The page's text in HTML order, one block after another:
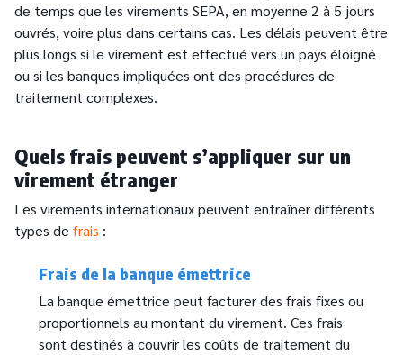
de temps que les virements SEPA, en moyenne 2 à 5 jours
ouvrés, voire plus dans certains cas. Les délais peuvent être
plus longs si le virement est effectué vers un pays éloigné
ou si les banques impliquées ont des procédures de
traitement complexes.
Quels frais peuvent s’appliquer sur un
virement étranger
Les virements internationaux peuvent entraîner différents
types de frais :
Text
Frais de la banque émettrice
La banque émettrice peut facturer des frais fixes ou
proportionnels au montant du virement. Ces frais
sont destinés à couvrir les coûts de traitement du